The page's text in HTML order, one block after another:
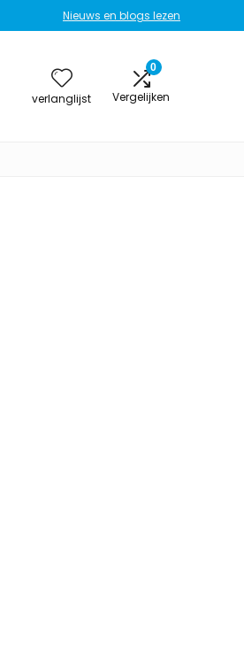
Nieuws en blogs lezen
verlanglijst
0
Vergelijken